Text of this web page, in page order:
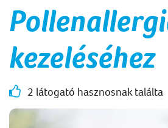
kezeléséhez
2 látogató hasznosnak találta